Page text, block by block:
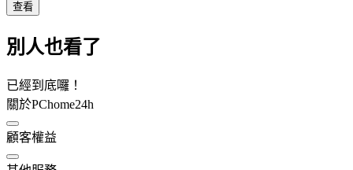
查看
別人也看了
已經到底囉！
關於PChome24h
顧客權益